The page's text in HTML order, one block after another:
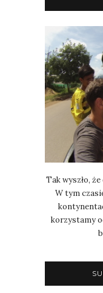
Tak wyszło,
W tym
korzystamy